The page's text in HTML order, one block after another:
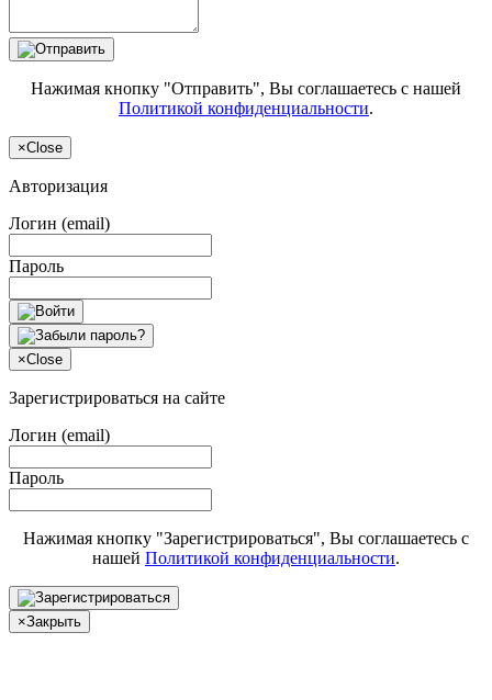
Нажимая кнопку "Отправить", Вы соглашаетесь с нашей
Политикой конфиденциальности.
×Close
Авторизация
Логин (email)
Пароль
×Close
Зарегистрироваться на сайте
Логин (email)
Пароль
Нажимая кнопку "Зарегистрироваться", Вы соглашаетесь с
нашей Политикой конфиденциальности.
×Закрыть